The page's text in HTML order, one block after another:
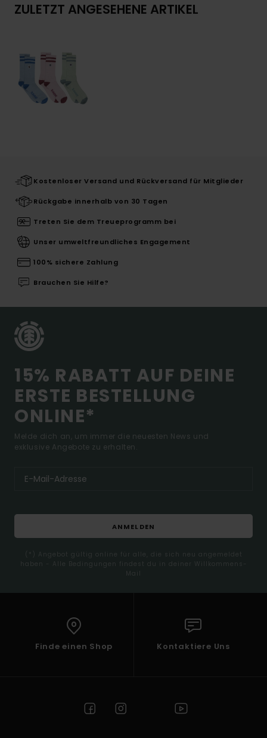
ZULETZT ANGESEHENE ARTIKEL
Kostenloser Versand und Rückversand für Mitglieder
Rückgabe innerhalb von 30 Tagen
Treten Sie dem Treueprogramm bei
Unser umweltfreundliches Engagement
100% sichere Zahlung
Brauchen Sie Hilfe?
15% RABATT AUF DEINE
ERSTE BESTELLUNG
ONLINE*
Melde dich an, um immer die neuesten News und
exklusive Angebote zu erhalten.
ANMELDEN
(*) Angebot gültig online für alle, die sich neu angemeldet
haben - Alle Bedingungen findest du in deiner Willkommens-
Mail
Finde einen Shop Kontaktiere Uns